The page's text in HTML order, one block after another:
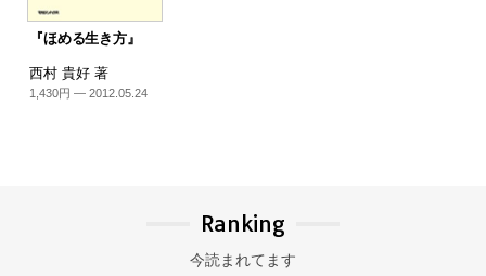
『ほめる生き方』
西村 貴好 著
1,430円 — 2012.05.24
Ranking
今読まれてます